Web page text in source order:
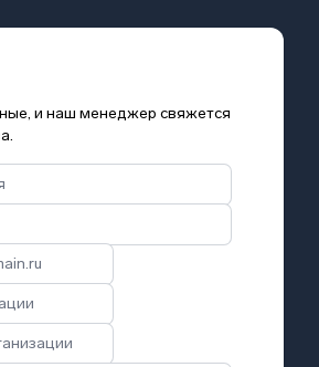
и наш менеджер свяжется